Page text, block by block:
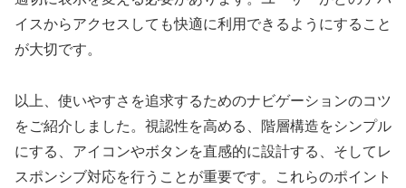
イスからアクセスしても快適に利用できるようにすること
が大切です。
以上、使いやすさを追求するためのナビゲーションのコツ
をご紹介しました。視認性を高める、階層構造をシンプル
にする、アイコンやボタンを直感的に設計する、そしてレ
スポンシブ対応を行うことが重要です。これらのポイント